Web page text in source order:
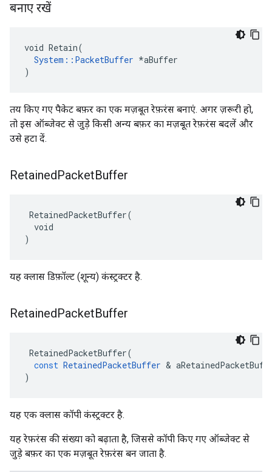
बनाए रखें
void Retain(
System::PacketBuffer *aBuffer
)
तय किए गए पैकेट बफ़र का एक मज़बूत रेफ़रंस बनाएं. अगर ज़रूरी हो,
तो इस ऑब्जेक्ट से जुड़े किसी अन्य बफ़र का मज़बूत रेफ़रंस बदलें और
उसे हटा दें.
RetainedPacketBuffer
RetainedPacketBuffer(
  void
)
यह क्लास डिफ़ॉल्ट (शून्य) कंस्ट्रक्टर है.
RetainedPacketBuffer
RetainedPacketBuffer(
const RetainedPacketBuffer &
)
यह एक क्लास कॉपी कंस्ट्रक्टर है.
यह रेफ़रंस की संख्या को बढ़ाता है, जिससे कॉपी किए गए ऑब्जेक्ट से
जुड़े बफ़र का एक मज़बूत रेफ़रंस बन जाता है.